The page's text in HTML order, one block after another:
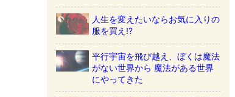
人生を変えたいならお気に入りの
服を買え!?
平行宇宙を飛び越え、ぼくは魔法
がない世界から 魔法がある世界
にやってきた